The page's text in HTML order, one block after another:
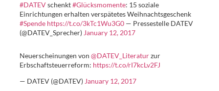
#DATEVschenkt#Glücksmomente: 15 soziale
Einrichtungen erhalten verspätetes Weihnachtsgeschenk
#Spende https://t.co/3kTc1Wu3G0 — Pressestelle DATEV
(@DATEV_Sprecher) January 12, 2017
Neuerscheinungen von @DATEV_Literaturzur
Erbschaftsteuerreform: https://t.co/rI7kcLv2FJ
— DATEV (@DATEV)January 12, 2017